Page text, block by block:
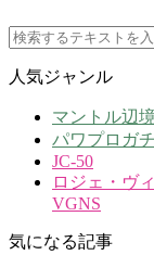
人気ジャンル
マントル辺
パワプロガ
JC-50
ロジェ・ヴ
VGNS
気になる記事